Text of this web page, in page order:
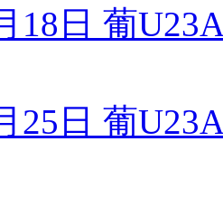
18日 葡
25日 葡